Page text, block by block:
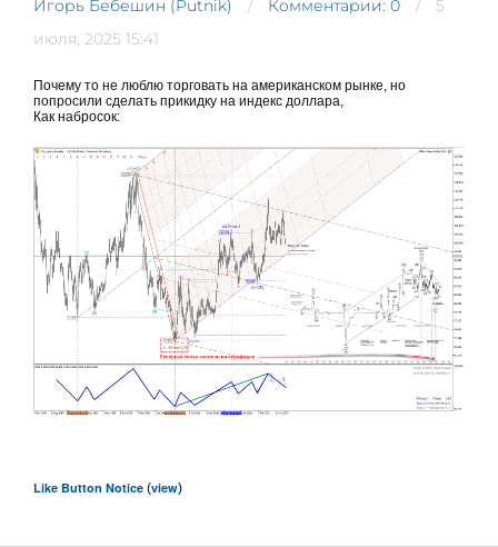
Игорь Бебешин (Putnik) Комментарии: 0
5
июля, 2025 15:41
Почему то не люблю торговать на американском рынке, но
попросили сделать прикидку на индекс доллара,
Как набросок:
Like Button Notice (view)